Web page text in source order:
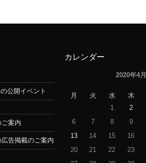
公開イベント
案内
告掲載のご案内
カレンダー
2020年4月
月 火 水 木
1
2
6
7 8 9
13
14 15 16
20
21 22 23